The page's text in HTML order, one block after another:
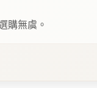
購無虞。